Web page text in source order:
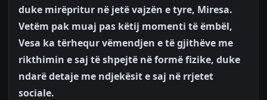
duke mirëpritur në jetë vajzën e tyre, Miresa.
Vetëm pak muaj pas këtij momenti të ëmbël,
Vesa ka tërhequr vëmendjen e të gjithëve me
rikthimin e saj të shpejtë në formë fizike, duke
ndarë detaje me ndjekësit e saj në rrjetet
sociale.